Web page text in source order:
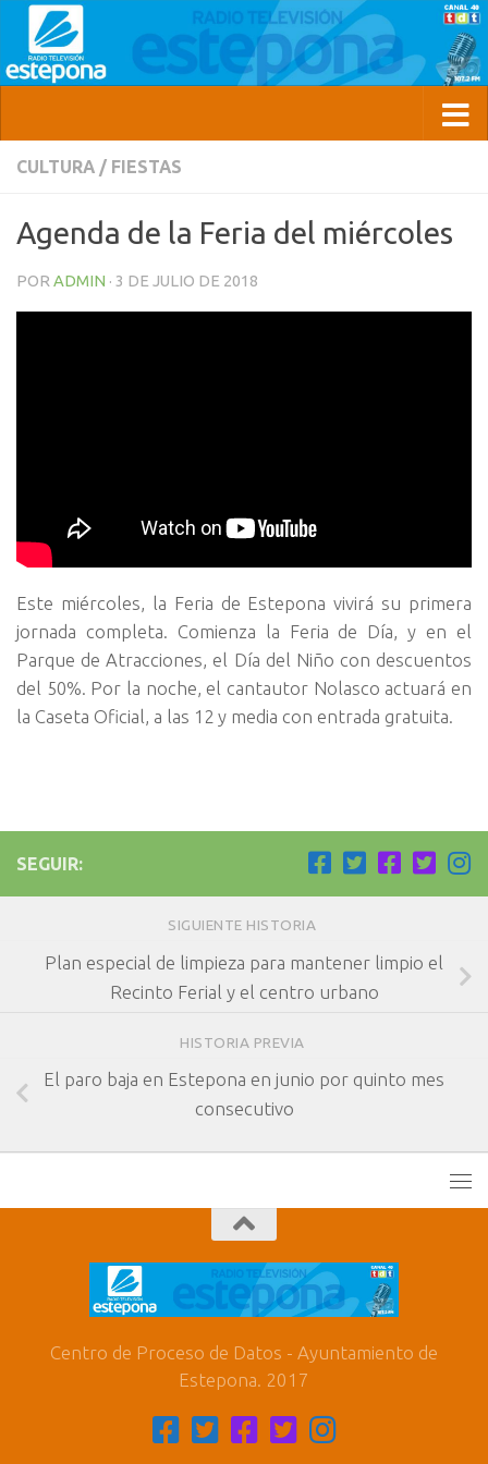
CULTURA / FIESTAS
Agenda de la Feria del miércoles
POR ADMIN · 3 DE JULIO DE 2018
Este miércoles, la Feria de Estepona vivirá su primera
jornada completa. Comienza la Feria de Día, y en el
Parque de Atracciones, el Día del Niño con descuentos
del 50%. Por la noche, el cantautor Nolasco actuará en
la Caseta Oficial, a las 12 y media con entrada gratuita.
SEGUIR:
SIGUIENTE HISTORIA
Plan especial de limpieza para mantener limpio el
Recinto Ferial y el centro urbano
HISTORIA PREVIA
El paro baja en Estepona en junio por quinto mes
consecutivo
Centro de Proceso de Datos - Ayuntamiento de
Estepona. 2017